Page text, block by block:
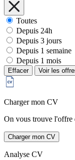
Toutes
Depuis 24h
Depuis 3 jours
Depuis 1 semaine
Depuis 1 mois
Effacer Voir les
Charger mon CV
On vous trouve l'offre
Charger mon CV
Analyse CV